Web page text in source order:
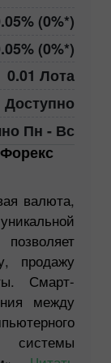
(0%*)
(0%*)
0.01 Лота
Доступно
Пн - Вс
валюта,
продажу
Смарт-
между
системы